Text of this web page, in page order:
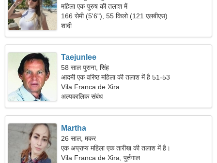
महिला एक पुरुष की तलाश में
166 सेमी (5'6"), 55 किलो (121 एलबीएस)
शादी
Taejunlee
58 साल पुराना, सिंह
आदमी एक वरिष्ठ महिला की तलाश में है 51-53
Vila Franca de Xira
अल्पकालिक संबंध
Martha
26 साल, मकर
एक अप्राप्य महिला एक तारीख की तलाश में है।
Vila Franca de Xira, पुर्तगाल